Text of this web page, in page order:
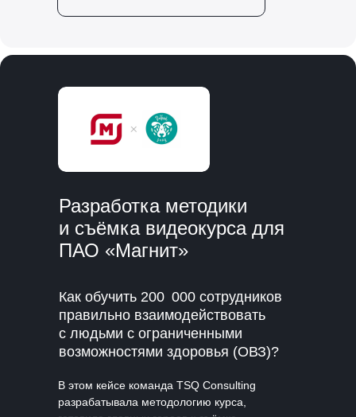
Разработка методики
и съёмка видеокурса для
ПАО «Магнит»
Как обучить 200 000 сотрудников
правильно взаимодействовать
с людьми с ограниченными
возможностями здоровья (ОВЗ)?
В этом кейсе команда TSQ Consulting
разрабатывала методологию курса,